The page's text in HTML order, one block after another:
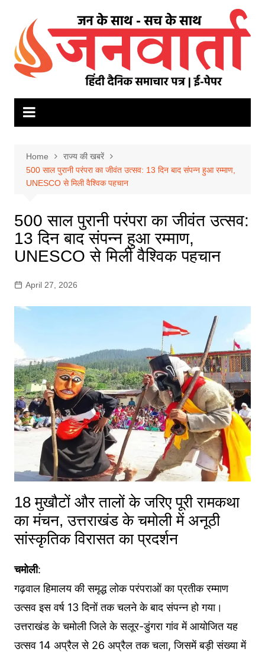
content
Home
राज्य की खबरें
500 साल पुरानी परंपरा का जीवंत उत्सव: 13 दिन बाद संपन्न हुआ रम्माण,
UNESCO से मिली वैश्विक पहचान
500 साल पुरानी परंपरा का जीवंत उत्सव:
13 दिन बाद संपन्न हुआ रम्माण,
UNESCO से मिली वैश्विक पहचान
April 27, 2026
18 मुखौटों और तालों के जरिए पूरी रामकथा
का मंचन, उत्तराखंड के चमोली में अनूठी
सांस्कृतिक विरासत का प्रदर्शन
चमोली:
गढ़वाल हिमालय की समृद्ध लोक परंपराओं का प्रतीक रम्माण
उत्सव इस वर्ष 13 दिनों तक चलने के बाद संपन्न हो गया।
उत्तराखंड के चमोली जिले के सलूर-डुंगरा गांव में आयोजित यह
उत्सव 14 अप्रैल से 26 अप्रैल तक चला, जिसमें बड़ी संख्या में